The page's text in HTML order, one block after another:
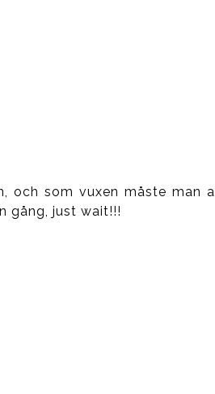
och som vuxen måste man
gång, just wait!!!